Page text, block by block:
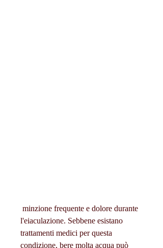
l'eiaculazione. Sebbene esistano
trattamenti medici per questa
condizione, bere molta acqua può